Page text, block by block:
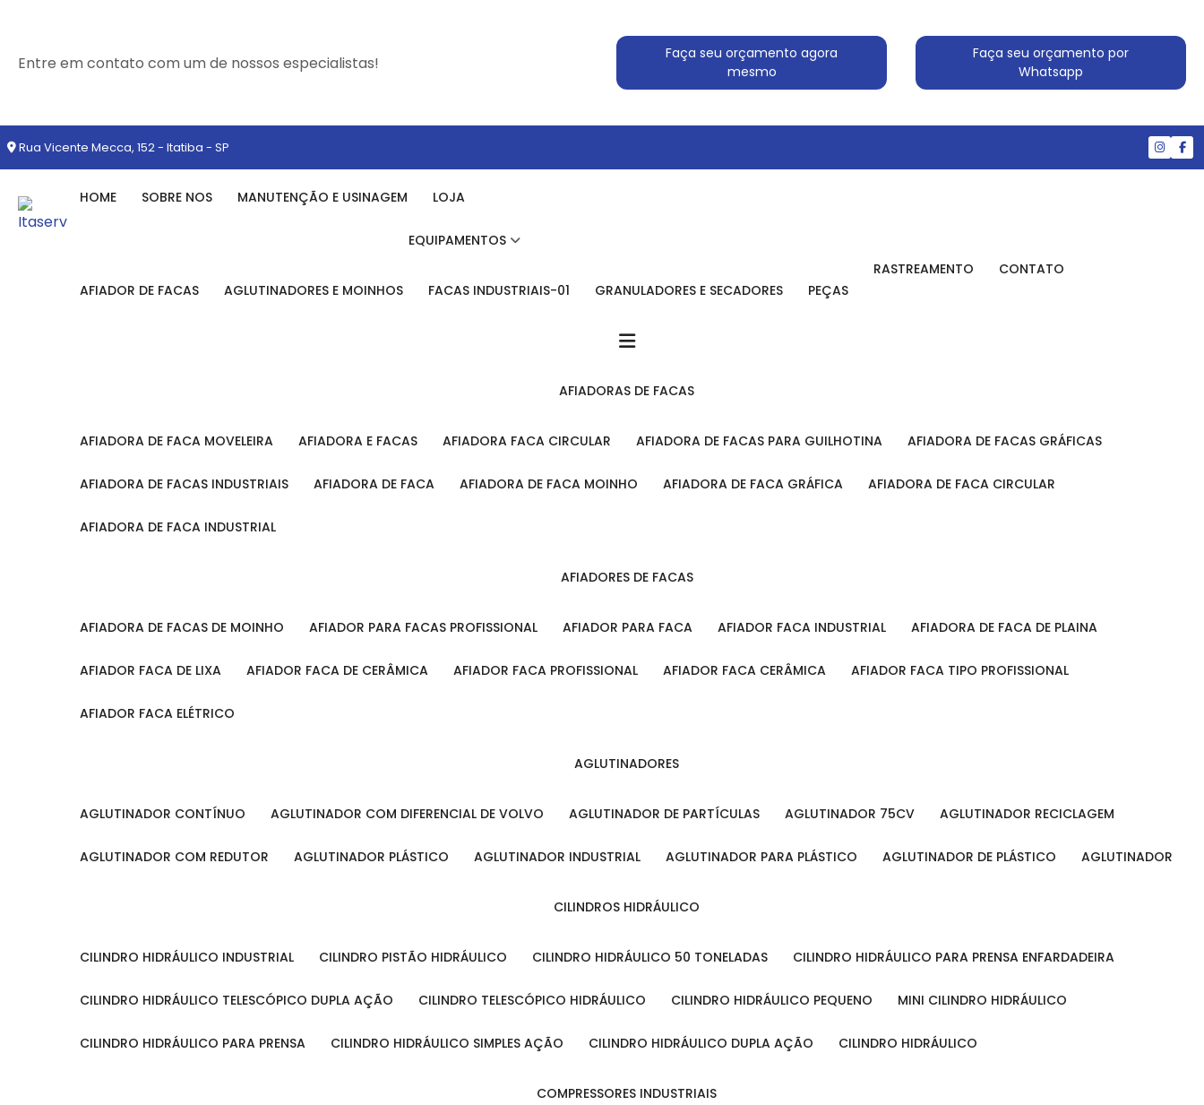
Entre em contato com um de nossos especialistas!
Faça seu orçamento agora
mesmo
Faça seu orçamento por
Whatsapp
Rua Vicente Mecca, 152 - Itatiba - SP
HOME SOBRE NOS MANUTENÇÃO E USINAGEM LOJA
EQUIPAMENTOS
AFIADOR DE FACAS AGLUTINADORES E MOINHOS FACAS INDUSTRIAIS-01 GRANULADORES E SECADORES PEÇAS
RASTREAMENTO CONTATO
AFIADORAS DE FACAS
AFIADORA DE FACA MOVELEIRA AFIADORA E FACAS AFIADORA FACA CIRCULAR AFIADORA DE FACAS PARA GUILHOTINA AFIADORA DE FACAS GRÁFICAS
AFIADORA DE FACAS INDUSTRIAIS AFIADORA DE FACA AFIADORA DE FACA MOINHO AFIADORA DE FACA GRÁFICA AFIADORA DE FACA CIRCULAR
AFIADORA DE FACA INDUSTRIAL
AFIADORES DE FACAS
AFIADORA DE FACAS DE MOINHO AFIADOR PARA FACAS PROFISSIONAL AFIADOR PARA FACA AFIADOR FACA INDUSTRIAL AFIADORA DE FACA DE PLAINA
AFIADOR FACA DE LIXA AFIADOR FACA DE CERÂMICA AFIADOR FACA PROFISSIONAL AFIADOR FACA CERÂMICA AFIADOR FACA TIPO PROFISSIONAL
AFIADOR FACA ELÉTRICO
AGLUTINADORES
AGLUTINADOR CONTÍNUO AGLUTINADOR COM DIFERENCIAL DE VOLVO AGLUTINADOR DE PARTÍCULAS AGLUTINADOR 75CV AGLUTINADOR RECICLAGEM
AGLUTINADOR COM REDUTOR AGLUTINADOR PLÁSTICO AGLUTINADOR INDUSTRIAL AGLUTINADOR PARA PLÁSTICO AGLUTINADOR DE PLÁSTICO AGLUTINADOR
CILINDROS HIDRÁULICO
CILINDRO HIDRÁULICO INDUSTRIAL CILINDRO PISTÃO HIDRÁULICO CILINDRO HIDRÁULICO 50 TONELADAS CILINDRO HIDRÁULICO PARA PRENSA ENFARDADEIRA
CILINDRO HIDRÁULICO TELESCÓPICO DUPLA AÇÃO CILINDRO TELESCÓPICO HIDRÁULICO CILINDRO HIDRÁULICO PEQUENO MINI CILINDRO HIDRÁULICO
CILINDRO HIDRÁULICO PARA PRENSA CILINDRO HIDRÁULICO SIMPLES AÇÃO CILINDRO HIDRÁULICO DUPLA AÇÃO CILINDRO HIDRÁULICO
COMPRESSORES INDUSTRIAIS